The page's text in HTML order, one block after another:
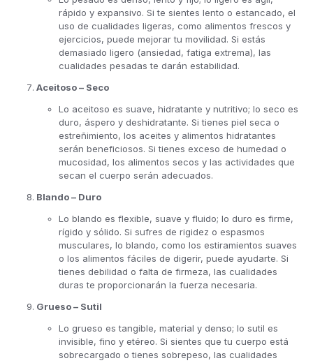
rápido y expansivo. Si te sientes lento o estancado, el
uso de cualidades ligeras, como alimentos frescos y
ejercicios, puede mejorar tu movilidad. Si estás
demasiado ligero (ansiedad, fatiga extrema), las
cualidades pesadas te darán estabilidad.
Aceitoso – Seco
Lo aceitoso es suave, hidratante y nutritivo; lo seco es
duro, áspero y deshidratante. Si tienes piel seca o
estreñimiento, los aceites y alimentos hidratantes
serán beneficiosos. Si tienes exceso de humedad o
mucosidad, los alimentos secos y las actividades que
secan el cuerpo serán adecuados.
Blando – Duro
Lo blando es flexible, suave y fluido; lo duro es firme,
rígido y sólido. Si sufres de rigidez o espasmos
musculares, lo blando, como los estiramientos suaves
o los alimentos fáciles de digerir, puede ayudarte. Si
tienes debilidad o falta de firmeza, las cualidades
duras te proporcionarán la fuerza necesaria.
Grueso – Sutil
Lo grueso es tangible, material y denso; lo sutil es
invisible, fino y etéreo. Si sientes que tu cuerpo está
sobrecargado o tienes sobrepeso, las cualidades